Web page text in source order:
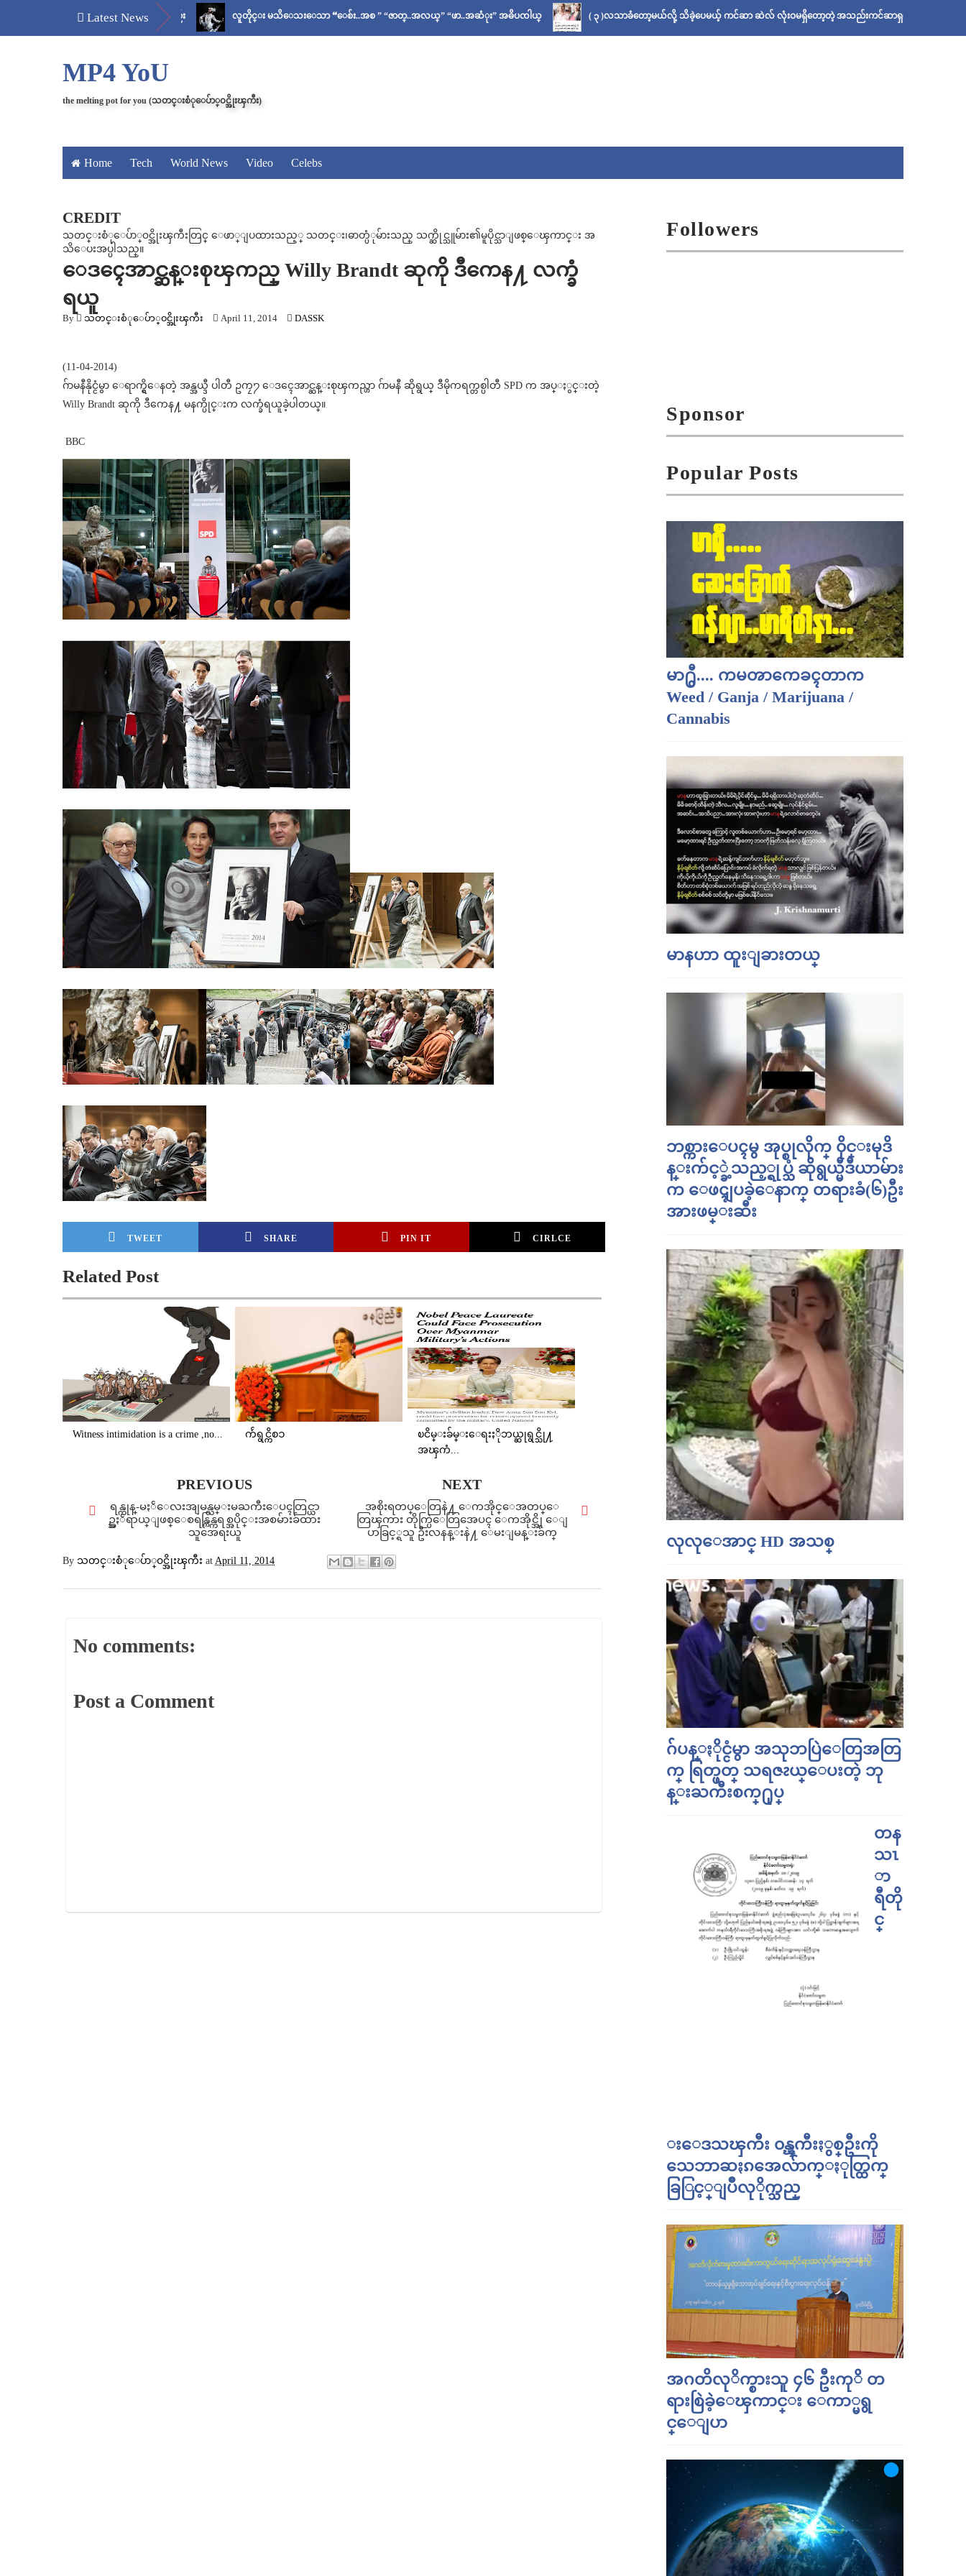
Latest News
မန်ကျည်းချဉ် သိပ်နည်း လူတိုင္း မသိေသးေသာ “ေစ်း..အစ ” “ဇာတ္..အလယ္” “ဖာ..အဆံုး” အဓိပၸါယ္ ( ၃ )လသာခံတော့မယ်လို့ သိခဲ့ပေမယ့် ကင်ဆာ ဆဲလ် လုံးဝမရှိတော့တဲ့ အသည်းကင်ဆာရှင် ဦးစိုးသန်းရဲ့ ဆေးနည်း
MP4 YoU
the melting pot for you (သတင္းစံုေပ်ာ္၀င္အိုးၾကီး)
Home Tech World News Video Celebs
CREDIT
သတင္းစံုေပ်ာ္၀င္အိုးၾကီးတြင္ ေဖာ္ျပထားသည့္ သတင္း၊ဓာတ္ပံုမ်ားသည္ သက္ဆိုင္သူမ်ား၏မူပိုင္သာျဖစ္ေၾကာင္း အ
သိေပးအပ္ပါသည္။
ေဒၚေအာင္ဆန္းစုၾကည္ Willy Brandt ဆုကို ဒီကေန႔ လက္ခံ
ရယူ
By သတင္းစံုေပ်ာ္၀င္အိုးၾကီး April 11, 2014 DASSK
(11-04-2014)
ဂ်ာမနီနိုင္ငံမွာ ေရာက္ရွိေနတဲ့ အန္အယ္ဒီ ပါတီ ဥကၠ႒ ေဒၚေအာင္ဆန္းစုၾကည္ဟာ ဂ်ာမနီ ဆိုရွယ္ ဒီမိုကရက္တစ္ပါတီ SPD က အပ္ႏွင္းတဲ့
Willy Brandt ဆုကို ဒီကေန႔ မနက္ပိုင္းက လက္ခံရယူခဲ့ပါတယ္။
BBC
TWEET SHARE PIN IT CIRLCE
Related Post
Witness intimidation is a crime ,no... က်ဴရွင္ကိစၥ
ၿငိမ္းခ်မ္းေရးႏိုဘယ္ဆုရွင္သို႔
အၾကံ...
NEXT
အစိုးရတပ္ေတြနဲ႔ ေကအိုင္ေအတပ္ေ
တြၾကား တိုက္ပြဲေတြအေပၚ ေကအိုင္အို ေျ
ပာခြင့္ရသူ ဦးလနန္းနဲ႔ ေမးျမန္းခ်က္
PREVIOUS
ရန္ကုန္-မႏၲေလးအျမန္လမ္းမႀကီးေပၚတြင္ယာ
ဥ္အႏၲရာယ္ျဖစ္ေစရန္ကြန္ကရစ္အပိုင္းအစမ်ားခ်ထား
သူအေရးယူ
By သတင္းစံုေပ်ာ္၀င္အိုးၾကီး at April 11, 2014
No comments:
Post a Comment
Followers
Sponsor
Popular Posts
မာ႐ွီ.... ကမၻာကေခၚတာက
Weed / Ganja / Marijuana /
Cannabis
မာနဟာ ထူးျခားတယ္
ဘစ္ကားေပၚမွ အုပ္စုလိုက္ ၀ိုင္းမုဒိ
န္းက်င့္ခဲ့သည့္ရုပ္သံ ဆိုရွယ္မီဒီယာမ်ား
က ေဖၚျပခဲ့ေနာက္ တရားခံ(၆)ဦး
အားဖမ္းဆီး
လုလုေအာင္ HD အသစ္
ဂ်ပန္ႏိုင္ငံမွာ အသုဘပြဲေတြအတြ
က္ ရြတ္ဖတ္ သရဇၩယ္ေပးတဲ့ ဘု
န္းႀကီးစက္႐ုပ္
တန
သၤ
ာ
ရီတို
င္
းေဒသၾကီး ၀န္ၾကီးႏွစ္ဦးကို
သေဘာဆႏၵအေလ်ာက္ႏုတ္ထြက္
ခြြင့္ျပဳလုိုက္သည္
အဂတိလုိက္စားသူ ၄၆ ဦးကုိ တ
ရားစြဲခဲ့ေၾကာင္း ေကာ္မရွ
င္ေျပာ